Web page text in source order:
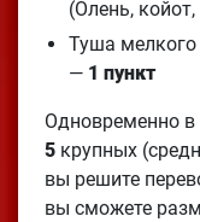
(Олень,
Туша мелкого
— 1 пункт
Одновременно
5крупных
вы решите
вы сможете